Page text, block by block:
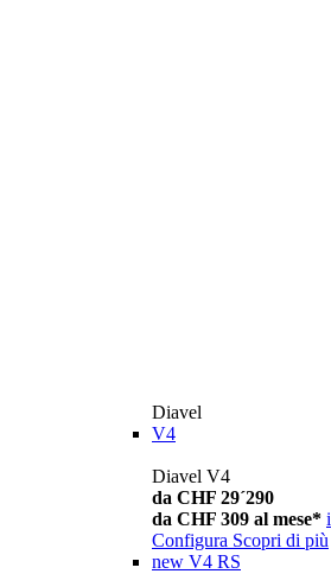
Diavel
V4
Diavel V4
da CHF 29´290
da CHF 309 al mese* i
Configura Scopri di più
new V4 RS